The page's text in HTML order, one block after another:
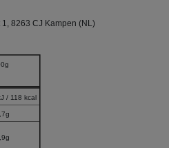
1, 8263 CJ Kampen (NL)
/ 118 kcal